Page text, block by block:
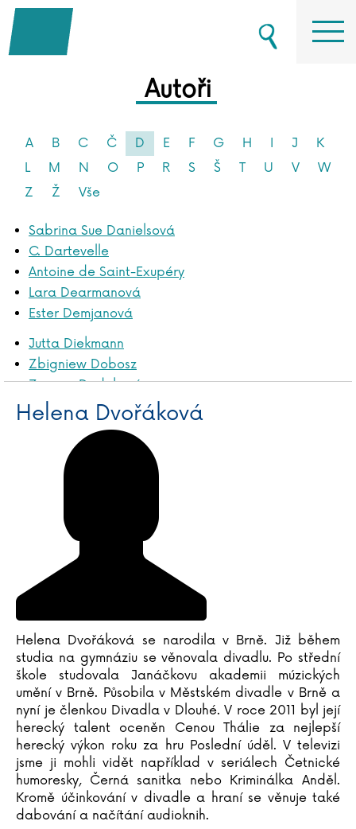
Autoři
A B C Č D E F G H I J
K
L
M N O P R S Š T U V
W
Z
Ž Vše
Sabrina Sue Danielsová
C. Dartevelle
Antoine de Saint-Exupéry
Lara Dearmanová
Ester Demjanová
Jutta Diekmann
Zbigniew Dobosz
Zuzana Dodoková
Sonja Donnenwirth
Hans-Günther Döring
Zuzana Dostálová
Silja du Mont
Adolf Dudek
Radovan Dunaj
Ana Duša
Jiří Dvořák
Emilia Dziubaková
Helena Dvořáková
Helena Dvořáková se narodila v Brně. Již během
studia na gymnáziu se věnovala divadlu. Po střední
škole studovala Janáčkovu akademii múzických
umění v Brně. Působila v Městském divadle v Brně a
nyní je členkou Divadla v Dlouhé. V roce 2011 byl její
herecký talent oceněn Cenou Thálie za nejlepší
herecký výkon roku za hru Poslední úděl. V televizi
jsme ji mohli vidět například v seriálech Četnické
humoresky, Černá sanitka nebo Kriminálka Anděl.
Kromě účinkování v divadle a hraní se věnuje také
dabování a načítání audioknih.